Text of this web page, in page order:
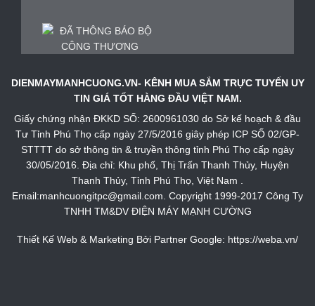
DIENMAYMANHCUONG.VN- KÊNH MUA SẮM TRỰC TUYẾN UY
TIN GIÁ TỐT HÀNG ĐẦU VIỆT NAM.
Giấy chứng nhận ĐKKD SỐ: 2600961030 do Sở kế hoạch & đầu
Tư Tỉnh Phú Thọ cấp ngày 27/5/2016 giây phép ICP SỐ 02/GP-
STTTT do sở thông tin & truyền thông tỉnh Phú Thọ cấp ngày
30/05/2016. Địa chỉ: Khu phố, Thị Trấn Thanh Thủy, Huyện
Thanh Thủy, Tỉnh Phú Thọ, Việt Nam .
Email:manhcuongitpc@gmail.com. Copyright 1999-2017 Công Ty
TNHH TM&DV ĐIỆN MÁY MẠNH CƯỜNG
Thiết Kế Web & Marketing Bởi Partner Google: https://weba.vn/